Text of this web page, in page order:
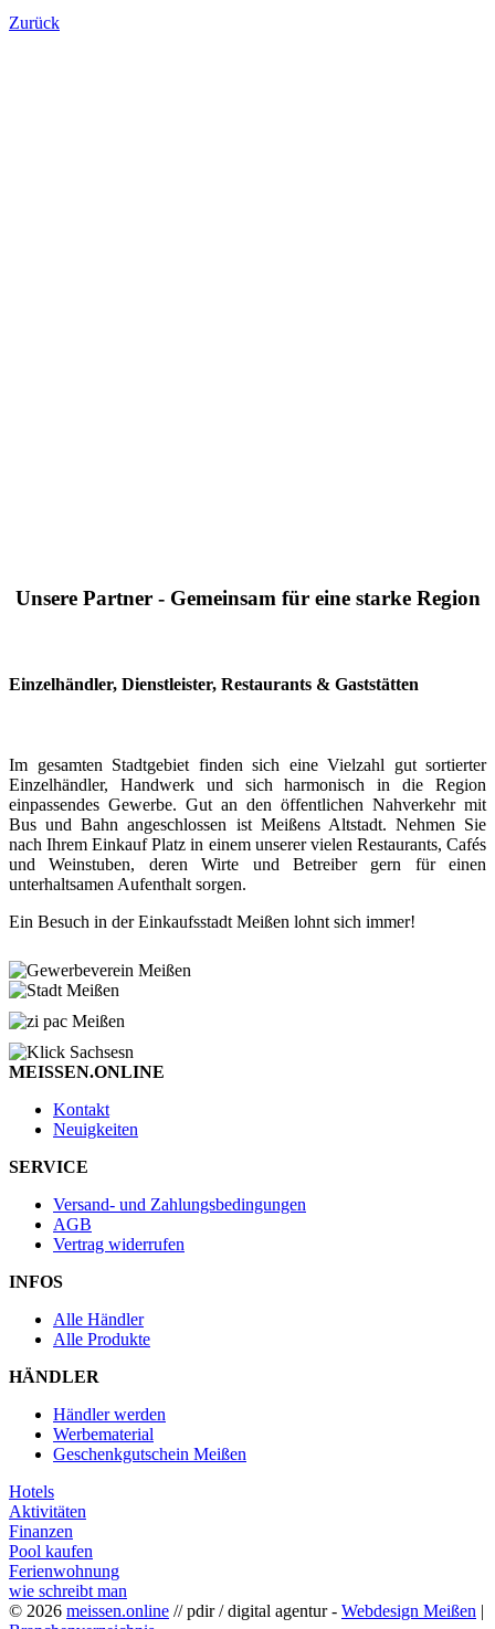
Zurück
Unsere Partner - Gemeinsam für eine starke Region
Einzelhändler, Dienstleister, Restaurants & Gaststätten
Im gesamten Stadtgebiet finden sich eine Vielzahl gut sortierter
Einzelhändler, Handwerk und sich harmonisch in die Region
einpassendes Gewerbe. Gut an den öffentlichen Nahverkehr mit
Bus und Bahn angeschlossen ist Meißens Altstadt. Nehmen Sie
nach Ihrem Einkauf Platz in einem unserer vielen Restaurants, Cafés
und Weinstuben, deren Wirte und Betreiber gern für einen
unterhaltsamen Aufenthalt sorgen.
Ein Besuch in der Einkaufsstadt Meißen lohnt sich immer!
MEISSEN.ONLINE
Kontakt
Neuigkeiten
SERVICE
Versand- und Zahlungsbedingungen
AGB
Vertrag widerrufen
INFOS
Alle Händler
Alle Produkte
HÄNDLER
Händler werden
Werbematerial
Geschenkgutschein Meißen
Hotels
Aktivitäten
Finanzen
Pool kaufen
Ferienwohnung
wie schreibt man
© 2026 meissen.online // pdir / digital agentur - Webdesign Meißen |